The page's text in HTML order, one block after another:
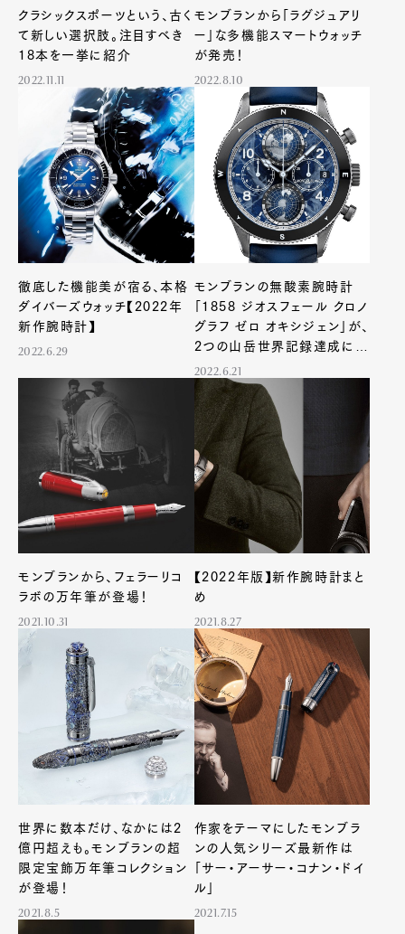
Art&DesignWatchFashion
GourmetCars
Product Culture Lifestyle
Pen Membership
Magazine
Official Columnist
About
Contact
Pen Meet
Pen international Pen tw
クラシックスポーツという、古く
て新しい選択肢。注目すべき
18本を一挙に紹介
2022.11.11
モンブランから「ラグジュアリ
ー」な多機能スマートウォッチ
が発売！
2022.8.10
徹底した機能美が宿る、本格
ダイバーズウォッチ【2022年
新作腕時計】
2022.6.29
モンブランの無酸素腕時計
「1858 ジオスフェール クロノ
グラフ ゼロ オキシジェン」が、
2つの山岳世界記録達成に同
行！
2022.6.21
モンブランから、フェラーリコ
ラボの万年筆が登場！
2021.10.31
【2022年版】新作腕時計まと
め
2021.8.27
世界に数本だけ、なかには2
億円超えも。モンブランの超
限定宝飾万年筆コレクション
が登場！
2021.8.5
作家をテーマにしたモンブラ
ンの人気シリーズ最新作は
「サー・アーサー・コナン・ドイ
ル」
2021.7.15